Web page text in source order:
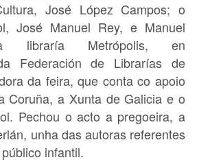
José López Campos; o
José Manuel Rey, e Manuel
libraría Metrópolis, en
Federación de Librarías de
da feira, que conta co apoio
Coruña, a Xunta de Galicia e o
Pechou o acto a pregoeira, a
unha das autoras referentes
infantil.